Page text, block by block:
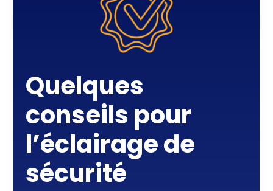
Quelques
conseils pour
l’éclairage de
sécurité